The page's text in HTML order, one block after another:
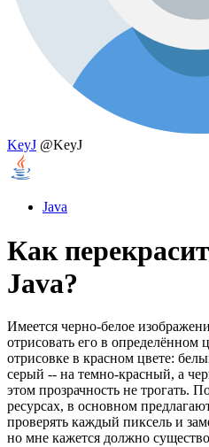
KeyJ @KeyJ
Java
Как
Java?
Имеется черно-белое
отрисовать его в определённом
отрисовке в красном цвете:
серый -- на темно-красный, а
этом прозрачность не трогать.
ресурсах, в основном
проверять каждый пиксель и
но мне кажется должно